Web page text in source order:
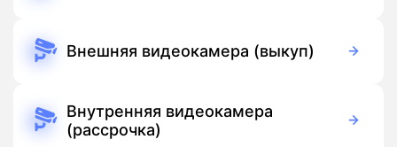
Подписка
Внешняя видеокамера (выкуп)
ПодпискаВнутренняя видеокамера
(рассрочка)